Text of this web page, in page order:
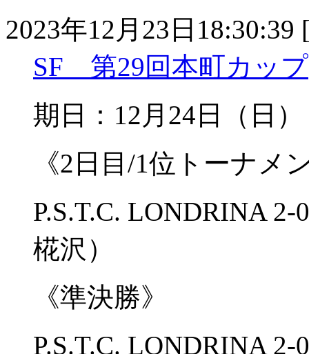
2023年12月23日18:30:39
SF 第29回本町カップ
期日：12月24日（
《2日目/1位トーナメ
P.S.T.C. LONDRINA
椛沢）
《準決勝》
P.S.T.C. LONDRINA